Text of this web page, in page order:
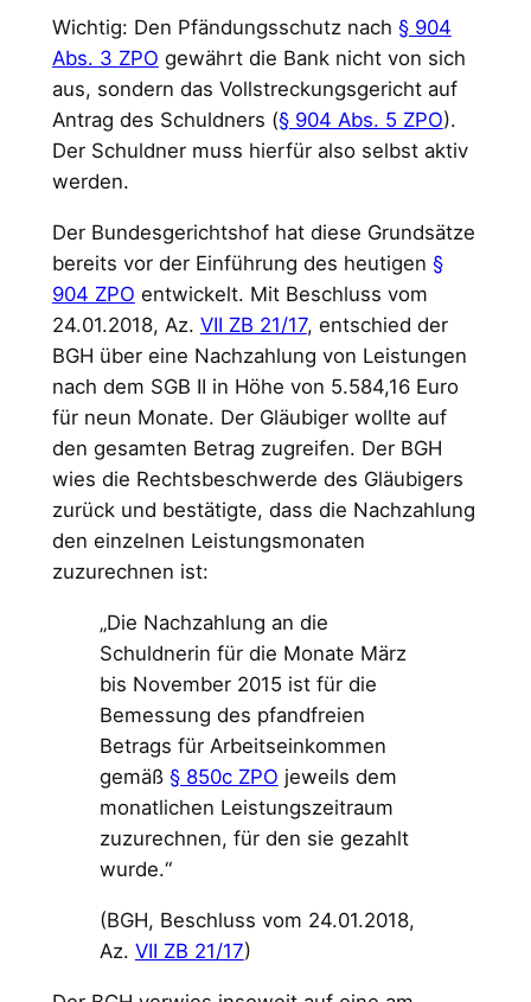
Wichtig: Den Pfändungsschutz nach § 904
Abs. 3 ZPO gewährt die Bank nicht von sich
aus, sondern das Vollstreckungsgericht auf
Antrag des Schuldners (§ 904 Abs. 5 ZPO).
Der Schuldner muss hierfür also selbst aktiv
werden.
Der Bundesgerichtshof hat diese Grundsätze
bereits vor der Einführung des heutigen §
904 ZPO entwickelt. Mit Beschluss vom
24.01.2018, Az. VII ZB 21/17, entschied der
BGH über eine Nachzahlung von Leistungen
nach dem SGB II in Höhe von 5.584,16 Euro
für neun Monate. Der Gläubiger wollte auf
den gesamten Betrag zugreifen. Der BGH
wies die Rechtsbeschwerde des Gläubigers
zurück und bestätigte, dass die Nachzahlung
den einzelnen Leistungsmonaten
zuzurechnen ist:
„Die Nachzahlung an die
Schuldnerin für die Monate März
bis November 2015 ist für die
Bemessung des pfandfreien
Betrags für Arbeitseinkommen
gemäß § 850c ZPO jeweils dem
monatlichen Leistungszeitraum
zuzurechnen, für den sie gezahlt
wurde.“
(BGH, Beschluss vom 24.01.2018,
Az. VII ZB 21/17)